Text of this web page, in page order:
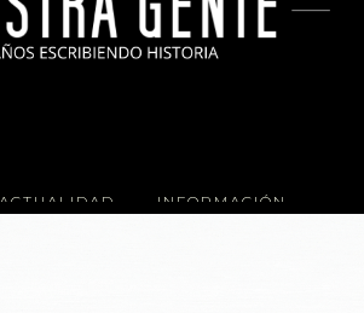
ACTUALIDAD INFORMACIÓN